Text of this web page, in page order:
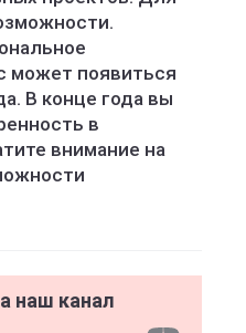
может появиться
В конце года вы
в
внимание на
наш канал